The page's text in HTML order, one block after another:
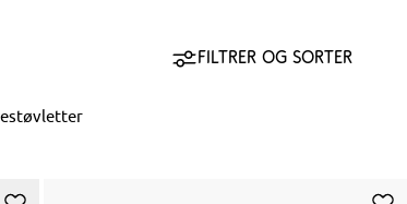
Filtrer og sorter